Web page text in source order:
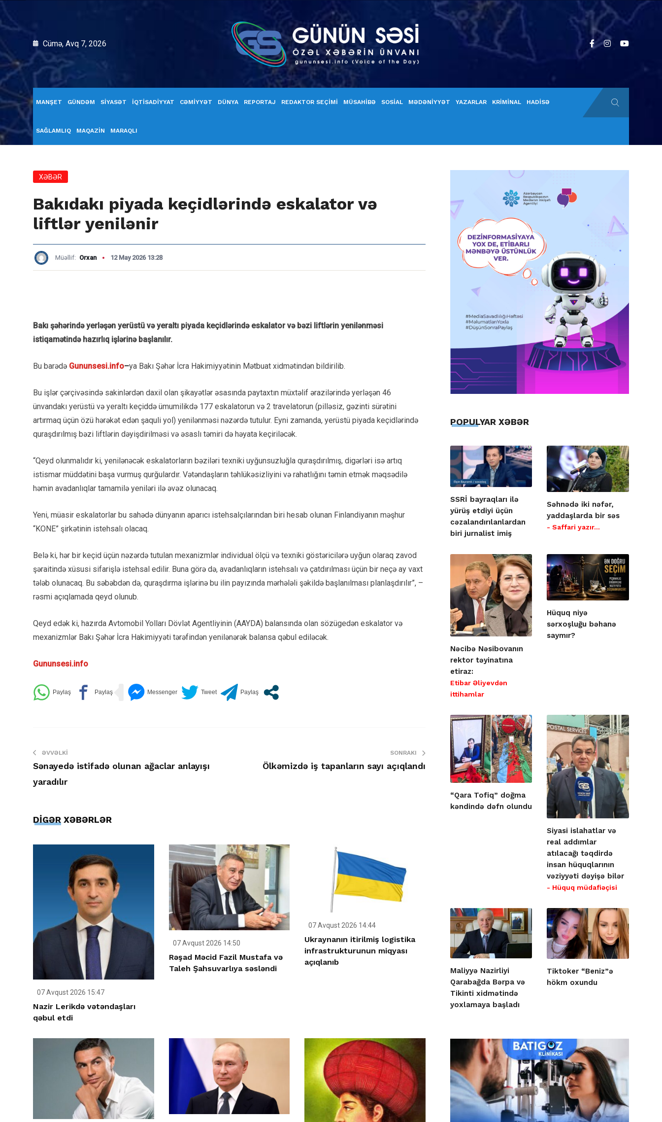
Cümə, Avq 7, 2026
MANŞET GÜNDƏM SİYASƏT İQTİSADİYYAT CƏMİYYƏT DÜNYA REPORTAJ REDAKTOR SEÇİMİ MÜSAHİBƏ SOSİAL MƏDƏNİYYƏT YAZARLAR KRİMİNAL HADİSƏ
SAĞLAMLIQ MAQAZİN MARAQLI
XƏBƏR
Bakıdakı piyada keçidlərində eskalator və
liftlər yenilənir
Müəllif: Orxan 12 May 2026 13:28
Bakı şəhərində yerləşən yerüstü və yeraltı piyada keçidlərində eskalator və bəzi liftlərin yenilənməsi
istiqamətində hazırlıq işlərinə başlanılır.
Bu barədə Gununsesi.info–ya Bakı Şəhər İcra Hakimiyyətinin Mətbuat xidmətindən bildirilib.
Bu işlər çərçivəsində sakinlərdən daxil olan şikayətlər əsasında paytaxtın müxtəlif ərazilərində yerləşən 46
ünvandakı yerüstü və yeraltı keçiddə ümumilikdə 177 eskalatorun və 2 travelatorun (pilləsiz, gəzinti sürətini
artırmaq üçün özü hərəkət edən şaquli yol) yenilənməsi nəzərdə tutulur. Eyni zamanda, yerüstü piyada keçidlərində
quraşdırılmış bəzi liftlərin dəyişdirilməsi və əsaslı təmiri də həyata keçiriləcək.
“Qeyd olunmalıdır ki, yenilənəcək eskalatorların bəziləri texniki uyğunsuzluğla quraşdırılmış, digərləri isə artıq
istismar müddətini başa vurmuş qurğulardır. Vətəndaşların təhlükəsizliyini və rahatlığını təmin etmək məqsədilə
həmin avadanlıqlar tamamilə yeniləri ilə əvəz olunacaq.
Yeni, müasir eskalatorlar bu sahədə dünyanın aparıcı istehsalçılarından biri hesab olunan Finlandiyanın məşhur
“KONE” şirkətinin istehsalı olacaq.
Belə ki, hər bir keçid üçün nəzərdə tutulan mexanizmlər individual ölçü və texniki göstəricilərə uyğun olaraq zavod
şəraitində xüsusi sifarişlə istehsal edilir. Buna görə də, avadanlıqların istehsalı və çatdırılması üçün bir neçə ay vaxt
tələb olunacaq. Bu səbəbdən də, quraşdırma işlərinə bu ilin payızında mərhələli şəkildə başlanılması planlaşdırılır”, –
rəsmi açıqlamada qeyd olunub.
Qeyd edək ki, hazırda Avtomobil Yolları Dövlət Agentliyinin (AAYDA) balansında olan sözügedən eskalator və
mexanizmlər Bakı Şəhər İcra Hakimiyyəti tərəfindən yenilənərək balansa qəbul ediləcək.
Gununsesi.info
ƏVVƏLKI
Sənayedə istifadə olunan ağaclar anlayışı
yaradılır
SONRAKI
Ölkəmizdə iş tapanların sayı açıqlandı
DİGƏR XƏBƏRLƏR
07 Avqust 2026 15:47
Nazir Lerikdə vətəndaşları
qəbul etdi
07 Avqust 2026 14:50
Rəşad Məcid Fazil Mustafa və
Taleh Şahsuvarlıya səsləndi
07 Avqust 2026 14:44
Ukraynanın itirilmiş logistika
infrastrukturunun miqyası
açıqlanıb
POPULYAR XƏBƏR
SSRİ bayraqları ilə
yürüş etdiyi üçün
cəzalandırılanlardan
biri jurnalist imiş
Səhnədə iki nəfər,
yaddaşlarda bir səs
- Saffari yazır…
Nəcibə Nəsibovanın
rektor təyinatına
etiraz:
Etibar Əliyevdən
ittihamlar
Hüquq niyə
sərxoşluğu bəhanə
saymır?
“Qara Tofiq” doğma
kəndində dəfn olundu
Siyasi islahatlar və
real addımlar
atılacağı təqdirdə
insan hüquqlarının
vəziyyəti dəyişə bilər
- Hüquq müdafiəçisi
Maliyyə Nazirliyi
Qarabağda Bərpa və
Tikinti xidmətində
yoxlamaya başladı
Tiktoker “Beniz”ə
hökm oxundu